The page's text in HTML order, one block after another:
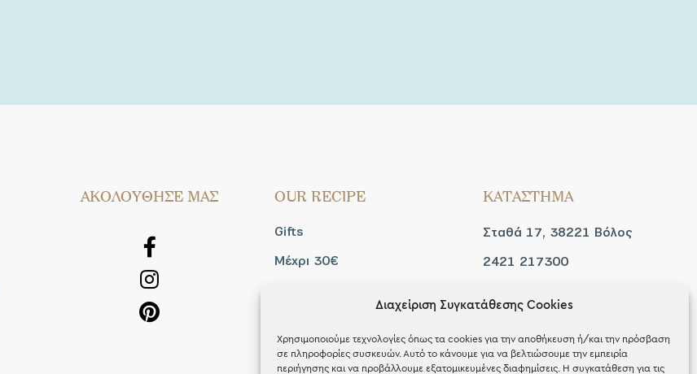
Διαχείριση Συγκατάθεσης Cookies
Χρησιμοποιούμε τεχνολογίες όπως τα cookies για την αποθήκευση ή/και την πρόσβαση
σε πληροφορίες συσκευών. Αυτό το κάνουμε για να βελτιώσουμε την εμπειρία
περιήγησης και να προβάλλουμε εξατομικευμένες διαφημίσεις. Η συγκατάθεση για τις
AΚΟΛΟΥΘΗΣΕ ΜΑΣ OUR RECIPE
Gifts
Μέχρι 30€
ΚΑΤΑΣΤΗΜΑ
Σταθά 17, 38221 Βόλος
2421 217300
Τριτ / Πεμ / Παρ: 09:00 -